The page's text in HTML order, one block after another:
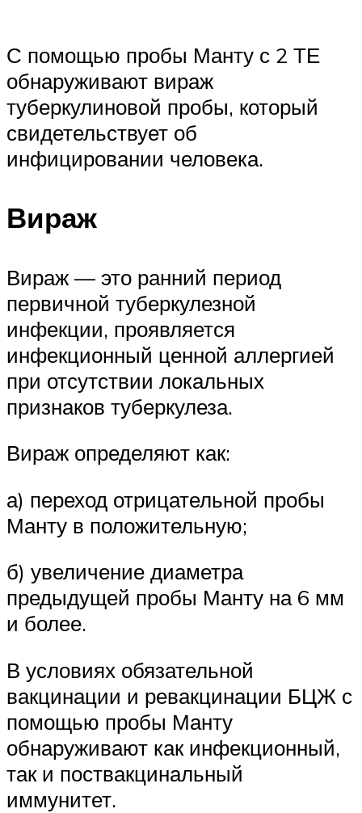
С помощью пробы Манту с 2 ТЕ
обнаруживают вираж
туберкулиновой пробы, который
свидетельствует об
инфицировании человека.
Вираж
Вираж — это ранний период
первичной туберкулезной
инфекции, проявляется
инфекционный ценной аллергией
при отсутствии локальных
признаков туберкулеза.
Вираж определяют как:
а) переход отрицательной пробы
Манту в положительную;
б) увеличение диаметра
предыдущей пробы Манту на 6 мм
и более.
В условиях обязательной
вакцинации и ревакцинации БЦЖ с
помощью пробы Манту
обнаруживают как инфекционный,
так и поствакцинальный
иммунитет.